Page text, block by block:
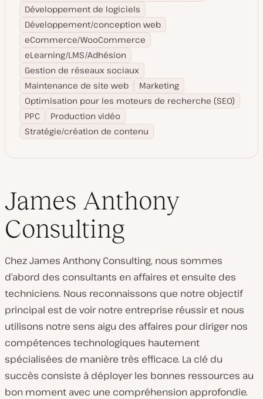
Développement de logiciels
Développement/conception web
eCommerce/WooCommerce
eLearning/LMS/Adhésion
Gestion de réseaux sociaux
Maintenance de site web
Marketing
Optimisation pour les moteurs de recherche (SEO)
PPC
Production vidéo
Stratégie/création de contenu
James Anthony
Consulting
Chez James Anthony Consulting, nous sommes
d’abord des consultants en affaires et ensuite des
techniciens. Nous reconnaissons que notre objectif
principal est de voir notre entreprise réussir et nous
utilisons notre sens aigu des affaires pour diriger nos
compétences technologiques hautement
spécialisées de manière très efficace. La clé du
succès consiste à déployer les bonnes ressources au
bon moment avec une compréhension approfondie.